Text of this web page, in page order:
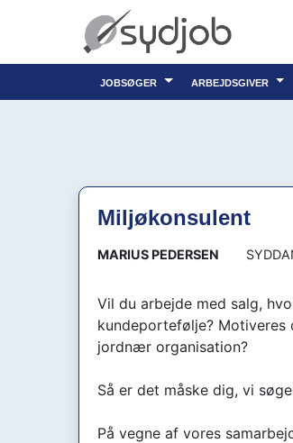
jobsøger arbejdsgiver
Miljøkonsulent
MARIUS PEDERSEN
Vil du arbejde med salg,
kundeportefølje?
jordnær organisation?
Så er det måske dig, vi
På vegne af vores